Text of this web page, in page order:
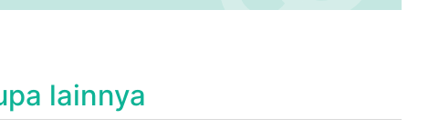
lainnya